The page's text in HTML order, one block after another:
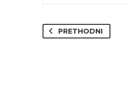
PRETHODNI